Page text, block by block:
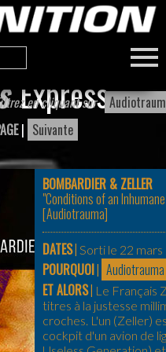
Express
BOMBARDIER & ZELLER
"Conditions of an
[Audiotrauma]
DATES| Sorti le 22 mars
POURQUOI| Audiotrauma
ET ALORS| Le Français
titres à la justesse
croches. L'un (Zeller)
cockpit d'un avion de
en cliquant sur
| Suivante